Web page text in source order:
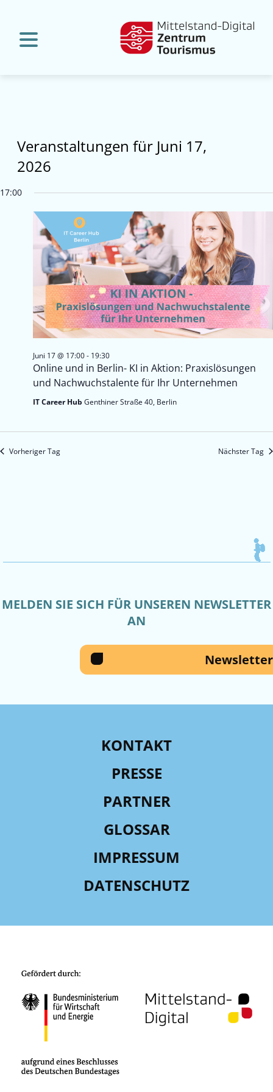
Veranstaltungen für Juni 17,
2026
17:00
Online und in Berlin- KI in Aktion: Praxislösungen
und Nachwuchstalente für Ihr Unternehmen
Juni 17 @ 17:00- 19:30
IT Career Hub Genthiner Straße 40, Berlin
Vorheriger Tag Nächster Tag
MELDEN SIE SICH FÜR UNSEREN NEWSLETTER
AN
Newsletter
KONTAKT
PRESSE
PARTNER
GLOSSAR
IMPRESSUM
DATENSCHUTZ